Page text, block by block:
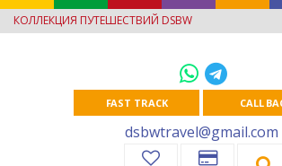
КОЛЛЕКЦИЯ ПУТЕШЕСТВИЙ DSBW
FAST TRACK CALL
dsbwtravel@gmail.com